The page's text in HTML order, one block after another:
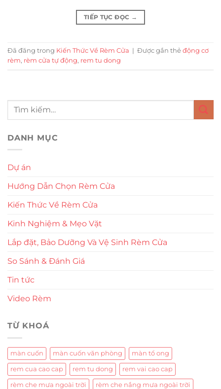
TIẾP TỤC ĐỌC →
Đã đăng trong Kiến Thức Về Rèm Cửa | Được gắn thẻ động cơ
rèm, rèm cửa tự động, rem tu dong
DANH MỤC
Dự án
Hướng Dẫn Chọn Rèm Cửa
Kiến Thức Về Rèm Cửa
Kinh Nghiệm & Mẹo Vặt
Lắp đặt, Bảo Dưỡng Và Vệ Sinh Rèm Cửa
So Sánh & Đánh Giá
Tin tức
Video Rèm
TỪ KHOÁ
màn cuốn màn cuốn văn phòng màn tổ ong
rem cua cao cap rem tu dong rem vai cao cap
rèm che mưa ngoài trời rèm che nắng mưa ngoài trời